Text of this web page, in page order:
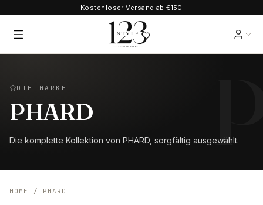
Kostenloser Versand ab €150
DIE MARKE
PHARD
Die komplette Kollektion von PHARD, sorgfältig ausgewählt.
HOME / PHARD